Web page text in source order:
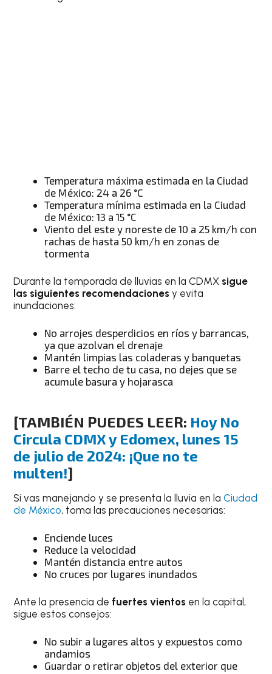
Temperatura máxima estimada en la Ciudad
de México: 24 a 26 °C
Temperatura mínima estimada en la Ciudad
de México: 13 a 15 °C
Viento del este y noreste de 10 a 25 km/h con
rachas de hasta 50 km/h en zonas de
tormenta
Durante la temporada de lluvias en la CDMX sigue
las siguientes recomendaciones y evita
inundaciones:
No arrojes desperdicios en ríos y barrancas,
ya que azolvan el drenaje
Mantén limpias las coladeras y banquetas
Barre el techo de tu casa, no dejes que se
acumule basura y hojarasca
[TAMBIÉN PUEDES LEER: Hoy No
Circula CDMX y Edomex, lunes 15
de julio de 2024: ¡Que no te
multen!]
Si vas manejando y se presenta la lluvia en laCiudad
de México, toma las precauciones necesarias:
Enciende luces
Reduce la velocidad
Mantén distancia entre autos
No cruces por lugares inundados
Ante la presencia de fuertes vientos en la capital,
sigue estos consejos:
No subir a lugares altos y expuestos como
andamios
Guardar o retirar objetos del exterior que